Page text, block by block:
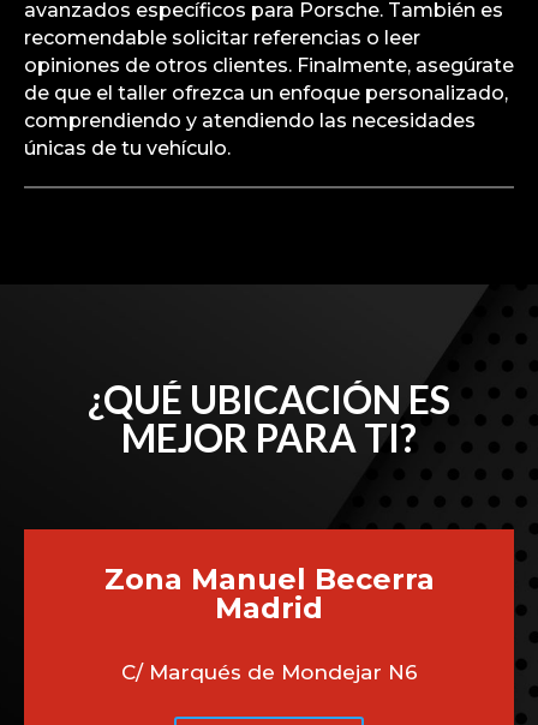
avanzados específicos para Porsche. También es
recomendable solicitar referencias o leer
opiniones de otros clientes. Finalmente, asegúrate
de que el taller ofrezca un enfoque personalizado,
comprendiendo y atendiendo las necesidades
únicas de tu vehículo.
¿QUÉ UBICACIÓN ES
MEJOR PARA TI?
Zona Manuel Becerra
Madrid
C/ Marqués de Mondejar N6